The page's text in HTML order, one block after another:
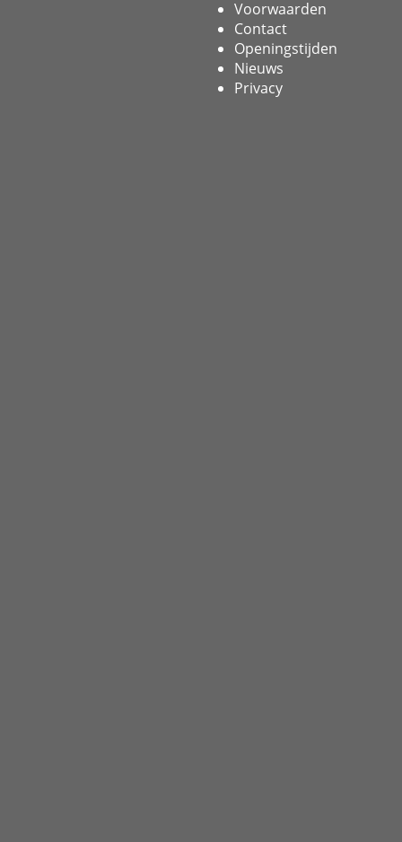
Voorwaarden
Contact
Openingstijden
Nieuws
Privacy